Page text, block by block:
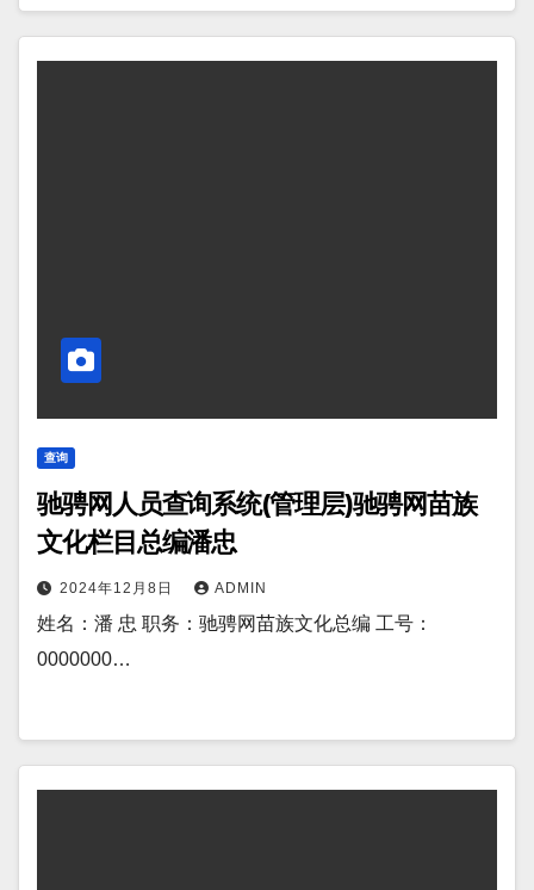
查询
驰骋网人员查询系统(管理层)驰骋网苗族
文化栏目总编潘忠
2024年12月8日 ADMIN
姓名：潘 忠 职务：驰骋网苗族文化总编 工号：
0000000…